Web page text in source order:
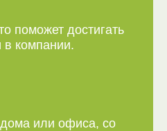
поможет достигать
в компании.
или офиса, со